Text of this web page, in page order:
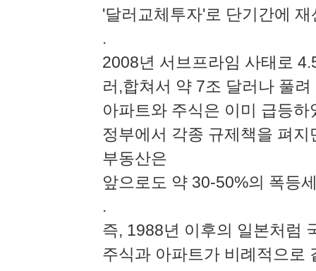
'달러교체투자'로 단기간에
.
2008년 서브프라임 사태로
러,합쳐서 약 7조 달러나 풀
아파트와 주식은 이미 급등
정부에서 각종 규제책을 펴
부동산은
앞으로도 약 30-50%의 폭등
.
즉, 1988년 이후의 일본처럼
주식과 아파트가 비례적으로